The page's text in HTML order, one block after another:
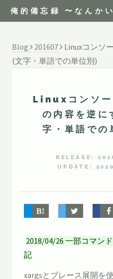
俺的備忘録 〜なんか
Blog 201607
Linuxコンソ
(文字・単語での単位別)
Linuxコンソー
の内容を逆に
字・単語での
RELEASE:
UPDATE:
2018/04/26 一部コマン
記
xargsとブレース展開を